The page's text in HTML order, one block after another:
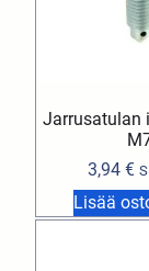
Jarrusatulan
3,94€
Lisää